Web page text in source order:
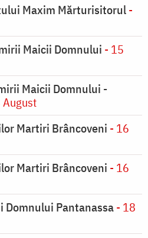
Maxim Mărturisitorul-
Maicii Domnului - 15
Maicii Domnului -
August
Martiri Brâncoveni - 16
Martiri Brâncoveni - 16
Domnului Pantanassa- 18